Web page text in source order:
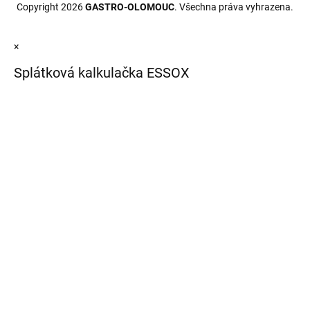
Copyright 2026GASTRO-OLOMOUC. Všechna práva vyhrazena.
×
Splátková kalkulačka ESSOX